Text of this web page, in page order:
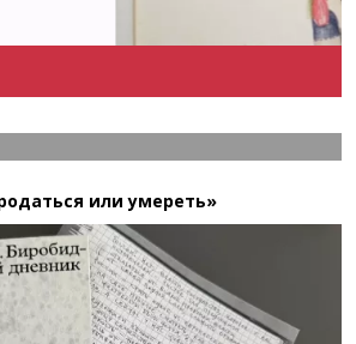
или умереть»